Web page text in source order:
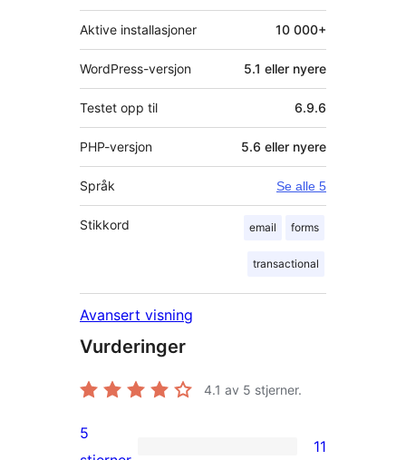
Aktive installasjoner 10 000+
WordPress-versjon 5.1 eller nyere
Testet opp til 6.9.6
PHP-versjon 5.6 eller nyere
Språk Se alle 5
Stikkord email forms
transactional
Avansert visning
Vurderinger
4.1 av 5 stjerner.
5
11